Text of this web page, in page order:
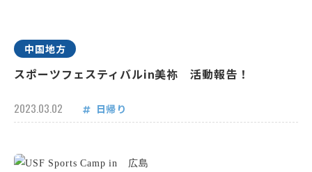
中国地方
スポーツフェスティバルin美祢 活動報告！
2023.03.02 日帰り